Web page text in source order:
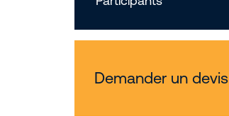
Demander un devis